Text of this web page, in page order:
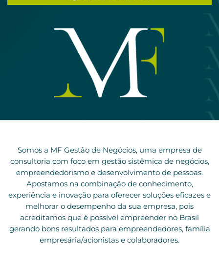
Somos a MF Gestão de Negócios, uma empresa de
consultoria com foco em gestão sistêmica de negócios,
empreendedorismo e desenvolvimento de pessoas.
Apostamos na combinação de conhecimento,
experiência e inovação para oferecer soluções eficazes e
melhorar o desempenho da sua empresa, pois
acreditamos que é possível empreender no Brasil
gerando bons resultados para empreendedores, família
empresária/acionistas e colaboradores.